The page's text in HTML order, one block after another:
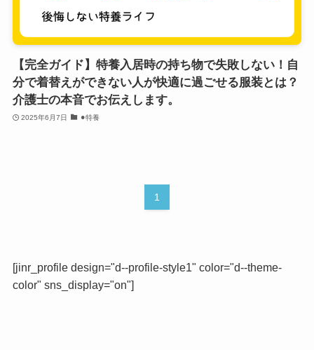
【完全ガイド】特養入居時の持ち物で失敗しない！自
分で着替えができない人が快適に過ごせる服装とは？
介護士の本音でお伝えします。
2025年6月7日 ⚫︎特養
1
[jinr_profile design="d--profile-style1" color="d--theme-
color" sns_display="on"]